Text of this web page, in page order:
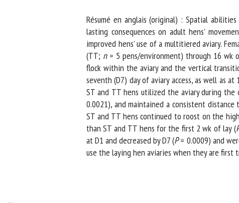
Résumé en anglais (original) : Spatial
lasting consequences on adult hens’
improved hens’ use of a multitiered aviary.
(TT;n = 5 pens/environment) through 16 wk
flock within the aviary and the vertical
seventh (D7) day of aviary access, as well as
ST and TT hens utilized the aviary during the
0.0021), and maintained a consistent distance
ST and TT hens continued to roost on the
than ST and TT hens for the first 2 wk of lay (P
at D1 and decreased by D7 (P= 0.0009) and
use the laying hen aviaries when they are first